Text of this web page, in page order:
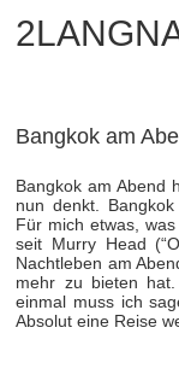
Bangkok am
Bangkok am Abend
nun denkt.
Für mich etwas,
seit Murry Head
Nachtleben am
mehr zu bieten
einmal muss ich
Absolut eine Reise